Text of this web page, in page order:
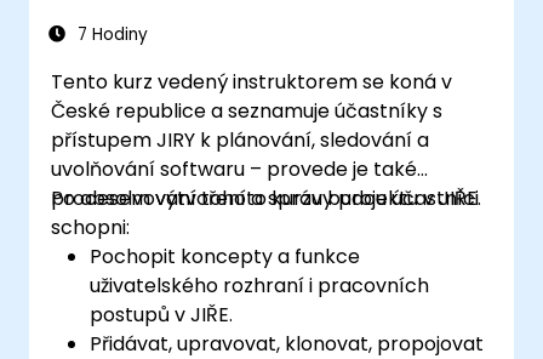
7 Hodiny
Tento kurz vedený instruktorem se koná v
České republice a seznamuje účastníky s
přístupem JIRY k plánování, sledování a
uvolňování softwaru – provede je také
procesem vytvoření a správy projektu v JIŘE.
Po absolvování tohoto kurzu budou účastníci
schopni:
Pochopit koncepty a funkce
uživatelského rozhraní i pracovních
postupů v JIŘE.
Přidávat, upravovat, klonovat, propojovat